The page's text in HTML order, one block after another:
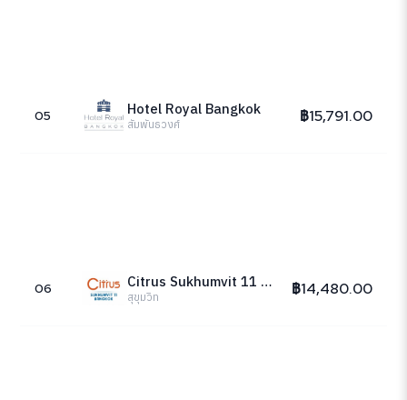
05 Hotel Royal Bangkok
สัมพันธวงศ์ ฿15,791.00
06 Citrus Sukhumvit 11 Bangkok
สุขุมวิท ฿14,480.00